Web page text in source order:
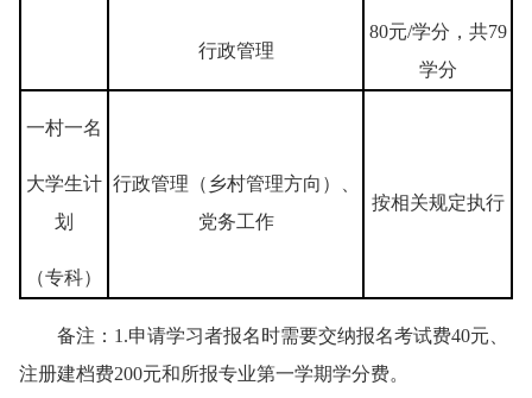
行政管理
80元/学分，共79
学分
一村一名
大学生计
划
（专科）
行政管理（乡村管理方向）、
党务工作
按相关规定执行
备注：1.申请学习者报名时需要交纳报名考试费40元、
注册建档费200元和所报专业第一学期学分费。